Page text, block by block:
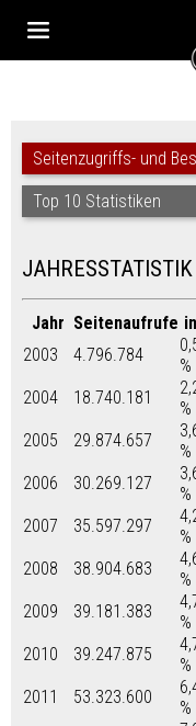
Seitenzugriffs- und
Top 10 Statistiken
JAHRESSTATISTIK
Jahr Seitenaufrufe
2003
4.796.784
%
2004
18.740.181
%
2005
29.874.657
%
2006
30.269.127
%
2007
35.597.297
%
2008
38.904.683
%
2009
39.181.383
%
2010
39.247.875
%
2011
53.323.600
%